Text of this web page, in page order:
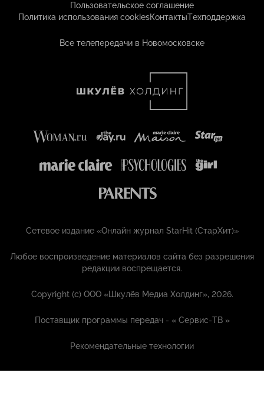
Пользовательское соглашение
Политика использования cookiesКонтактыТехподдержка
Все телепередачи в Новомосковске
Сетевое издание «Онлайн журнал StarHit (СтарХит)»
Любое воспроизведение материалов сайта без разрешения
редакции воспрещается.
Copyright (с) ООО «Шкулёв Медиа Холдинг», 2026.
Поставщик программы передач - «Сервис-ТВ »
Рекомендательные технологии